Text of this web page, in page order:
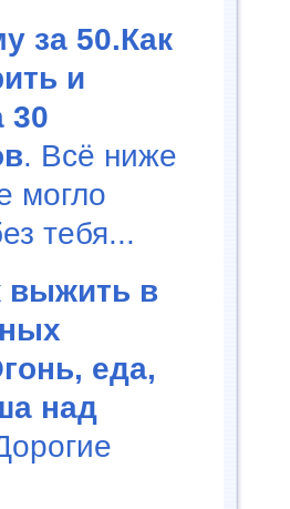
за 50.Как
и
30
. Всё ниже
могло
тебя...
выжить в
еда,
над